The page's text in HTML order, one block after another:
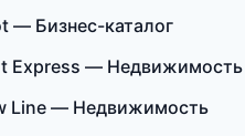
— Бизнес-каталог
Express — Недвижимость
Line — Недвижимость